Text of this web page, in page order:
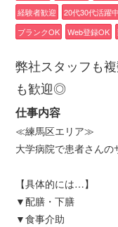
経験者歓迎
20代30代活躍中
ブランクOK
Web登録OK
弊社スタッフも
も歓迎◎
仕事内容
≪練馬区エリア≫
大学病院で患者さんの
【具体的には…】
▼配膳・下膳
▼食事介助